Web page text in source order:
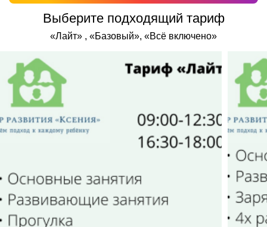
Выберите подходящий тариф
«Лайт» , «Базовый», «Всё включено»